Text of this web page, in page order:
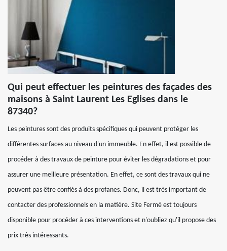
Qui peut effectuer les peintures des façades des
maisons à Saint Laurent Les Eglises dans le
87340?
Les peintures sont des produits spécifiques qui peuvent protéger les
différentes surfaces au niveau d'un immeuble. En effet, il est possible de
procéder à des travaux de peinture pour éviter les dégradations et pour
assurer une meilleure présentation. En effet, ce sont des travaux qui ne
peuvent pas être confiés à des profanes. Donc, il est très important de
contacter des professionnels en la matière. Site Fermé est toujours
disponible pour procéder à ces interventions et n'oubliez qu'il propose des
prix très intéressants.